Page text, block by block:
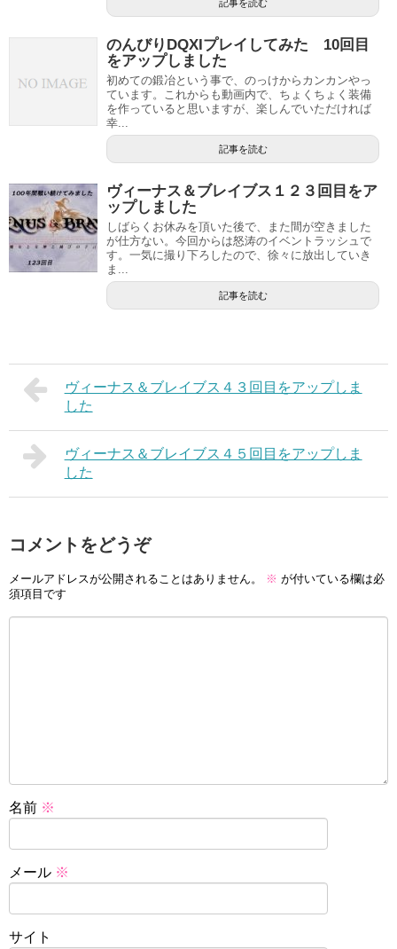
記事を読む
のんびりDQXIプレイしてみた 10回目
をアップしました
初めての鍛冶という事で、のっけからカンカンやっ
ています。これからも動画内で、ちょくちょく装備
を作っていると思いますが、楽しんでいただければ
幸...
記事を読む
ヴィーナス＆ブレイブス１２３回目をア
ップしました
しばらくお休みを頂いた後で、また間が空きました
が仕方ない。今回からは怒涛のイベントラッシュで
す。一気に撮り下ろしたので、徐々に放出していき
ま...
記事を読む
ヴィーナス＆ブレイブス４３回目をアップしま
した
ヴィーナス＆ブレイブス４５回目をアップしま
した
コメントをどうぞ
メールアドレスが公開されることはありません。 ※ が付いている欄は必
須項目です
名前 ※
メール ※
サイト